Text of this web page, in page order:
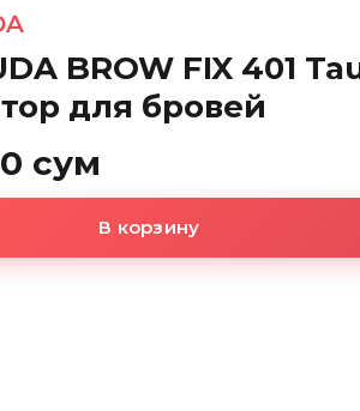
BROW FIX 401
для бровей
сум
В корзину